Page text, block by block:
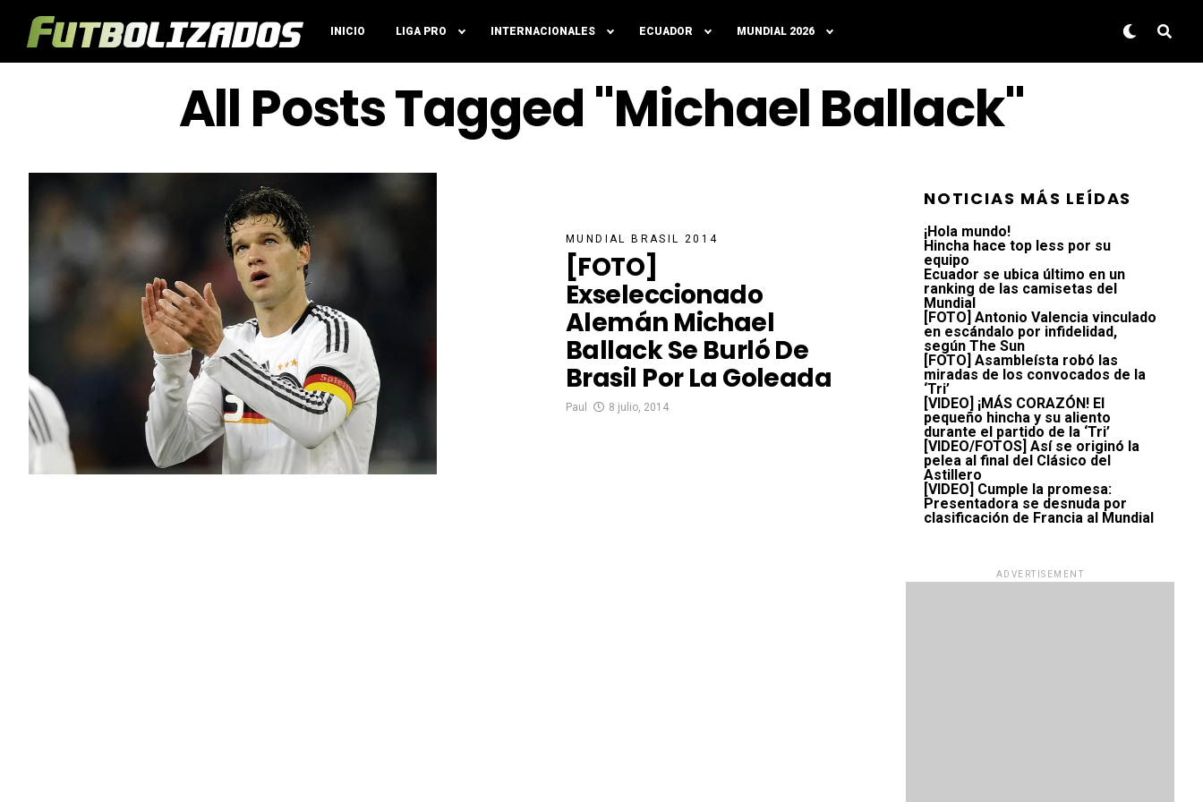
INICIO LIGA PRO INTERNACIONALES ECUADOR MUNDIAL 2026
All Posts Tagged "Michael Ballack"
MUNDIAL BRASIL 2014
[FOTO]
Exseleccionado
Alemán Michael
Ballack Se Burló De
Brasil Por La Goleada
Paul 8 julio, 2014
NOTICIAS MÁS LEÍDAS
¡Hola mundo!
Hincha hace top less por su
equipo
Ecuador se ubica último en un
ranking de las camisetas del
Mundial
[FOTO] Antonio Valencia vinculado
en escándalo por infidelidad,
según The Sun
[FOTO] Asambleísta robó las
miradas de los convocados de la
‘Tri’
[VIDEO] ¡MÁS CORAZÓN! El
pequeño hincha y su aliento
durante el partido de la ‘Tri’
[VIDEO/FOTOS] Así se originó la
pelea al final del Clásico del
Astillero
[VIDEO] Cumple la promesa:
Presentadora se desnuda por
clasificación de Francia al Mundial
ADVERTISEMENT